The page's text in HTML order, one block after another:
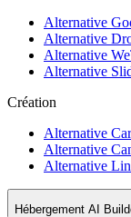
Alternative
Alternative
Alternative
Alternative
Création
Alternative
Alternative
Alternative
Hébergement AI